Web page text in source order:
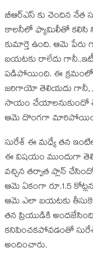
బీఆర్ఎస్ కు చెందిన నేత
కాలనీలో ఫ్యామిలీతో కలిసి
కుమార్తె ఉంది. ఆమె పేరు
బయటకు రాలేదు
పడిపోయింది. ఈ క్రమంలో
జరిగాయో తెలియదు
సాయం చేయాలనుకుందో
ఆమె దొంగగా
సురేశ్ ఈ మధ్యే తన
ఈ విషయం ముందుగా
వచ్చిన తర్వాత ప్లాన్
ఆమె ఏకంగా రూ.1.5
ఆమె ఎలా బయటకు
తన ప్రియుడికి
కనిపించకపోవడంతో
అందించారు.